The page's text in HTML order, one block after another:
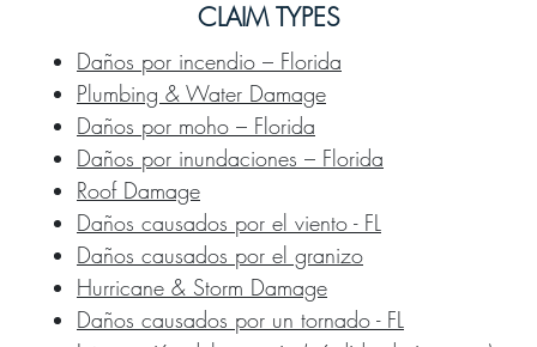
CLAIM TYPES
Daños por incendio – Florida
Plumbing & Water Damage
Daños por moho – Florida
Daños por inundaciones – Florida
Roof Damage
Daños causados por el viento - FL
Daños causados por el granizo
Hurricane & Storm Damage
Daños causados por un tornado - FL